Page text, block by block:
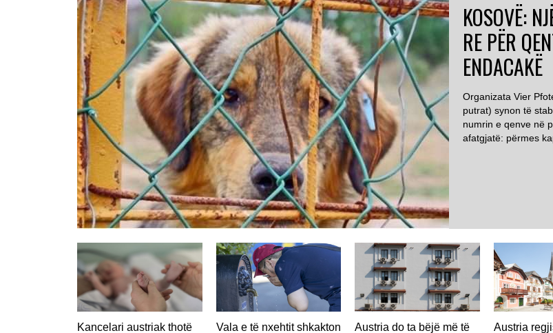
KOSOVË:
RE PËR
ENDACAKË
Organizata Vier
putrat) synon të
numrin e qenve në
afatgjatë: përmes
Kancelari austriak thotë Vala e të nxehtit shkakton Austria do ta bëjë më të Austria